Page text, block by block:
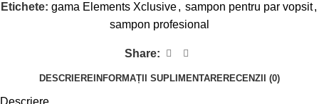
Etichete: gama Elements Xclusive, sampon pentru par vopsit,
sampon profesional
Share:
DESCRIERE INFORMAȚII SUPLIMENTARE RECENZII (0)